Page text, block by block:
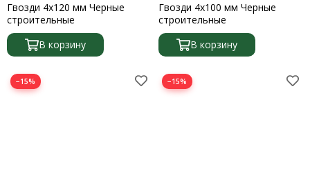
Гвозди 4х120 мм Черные
строительные
В корзину
Гвозди 4х100 мм Черные
строительные
В корзину
−15% −15%